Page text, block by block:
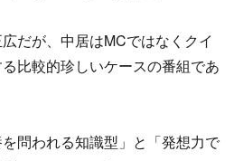
だが、中居はMCではなくクイ
比較的珍しいケースの番組であ
問われる知識型」と「発想力で